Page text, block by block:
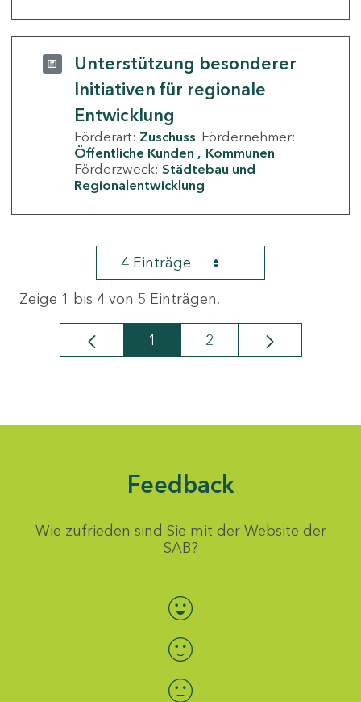
Unterstützung besonderer
Initiativen für regionale
Entwicklung
Förderart: Zuschuss Fördernehmer:
Öffentliche Kunden
Kommunen
Förderzweck: Städtebau und
Regionalentwicklung
4 Einträge
Zeige 1 bis 4 von 5 Einträgen.
Seite
1 Seite
2
Feedback
Wie zufrieden sind Sie mit der Website der
SAB?
Bewertung auswählen